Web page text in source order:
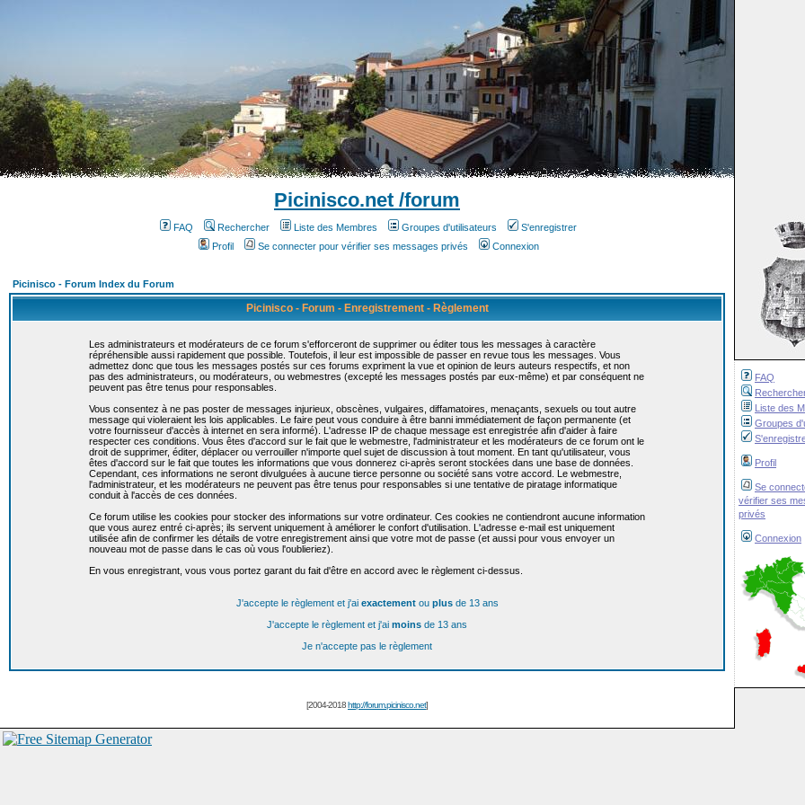
FAQ
Liste des
Groupes
Profil
Se
vérifier ses
privés
Connexion
Picinisco.net /forum
FAQ Rechercher Liste des Membres Groupes d'utilisateurs
S'enregistrer
Profil
Se connecter pour vérifier ses messages privés Connexion
Picinisco - Forum Index du Forum
Picinisco - Forum - Enregistrement - Règlement
Les administrateurs et modérateurs de ce forum s'efforceront de supprimer ou éditer tous les messages à caractère
répréhensible aussi rapidement que possible. Toutefois, il leur est impossible de passer en revue tous les messages. Vous
admettez donc que tous les messages postés sur ces forums expriment la vue et opinion de leurs auteurs respectifs, et non
pas des administrateurs, ou modérateurs, ou webmestres (excepté les messages postés par eux-même) et par conséquent ne
peuvent pas être tenus pour responsables.
Vous consentez à ne pas poster de messages injurieux, obscènes, vulgaires, diffamatoires, menaçants, sexuels ou tout autre
message qui violeraient les lois applicables. Le faire peut vous conduire à être banni immédiatement de façon permanente (et
votre fournisseur d'accès à internet en sera informé). L'adresse IP de chaque message est enregistrée afin d'aider à faire
respecter ces conditions. Vous êtes d'accord sur le fait que le webmestre, l'administrateur et les modérateurs de ce forum ont le
droit de supprimer, éditer, déplacer ou verrouiller n'importe quel sujet de discussion à tout moment. En tant qu'utilisateur, vous
êtes d'accord sur le fait que toutes les informations que vous donnerez ci-après seront stockées dans une base de données.
Cependant, ces informations ne seront divulguées à aucune tierce personne ou société sans votre accord. Le webmestre,
l'administrateur, et les modérateurs ne peuvent pas être tenus pour responsables si une tentative de piratage informatique
conduit à l'accès de ces données.
Ce forum utilise les cookies pour stocker des informations sur votre ordinateur. Ces cookies ne contiendront aucune information
que vous aurez entré ci-après; ils servent uniquement à améliorer le confort d'utilisation. L'adresse e-mail est uniquement
utilisée afin de confirmer les détails de votre enregistrement ainsi que votre mot de passe (et aussi pour vous envoyer un
nouveau mot de passe dans le cas où vous l'oublieriez).
En vous enregistrant, vous vous portez garant du fait d'être en accord avec le règlement ci-dessus.
J'accepte le règlement et j'ai exactementou plusde 13 ans
J'accepte le règlement et j'ai moins de 13 ans
Je n'accepte pas le règlement
[2004-2018http://forum.picinisco.net]